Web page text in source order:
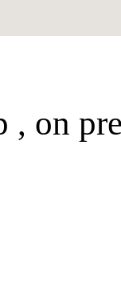
, on